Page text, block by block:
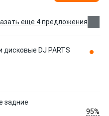
еще 4 предложения
DJ PARTS
задние
95%